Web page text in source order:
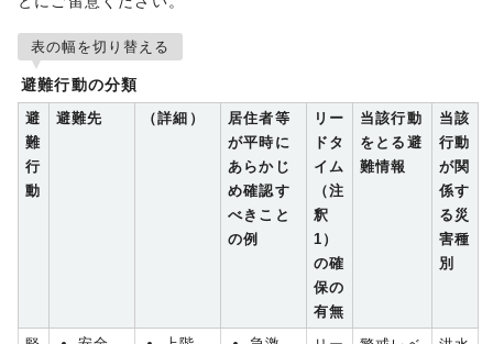
表の幅を切り替える
避難行動の分類
避
難
行
動
避難先 （詳細）
居住者等
が平時に
あらかじ
め確認す
べきこと
の例
リー
ドタ
イム
（注
釈
1）
の確
保の
有無
当該行動
をとる避
難情報
当該
行動
が関
係す
る災
害種
別